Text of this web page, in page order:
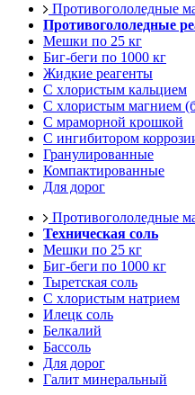
Противогололедные
Противогололедные
Мешки по 25 кг
Биг-беги по 1000 кг
Жидкие реагенты
С хлористым кальцием
С хлористым магнием
С мраморной крошкой
С ингибитором
Гранулированные
Компактированные
Для дорог
Противогололедные
Техническая соль
Мешки по 25 кг
Биг-беги по 1000 кг
Тыретская соль
С хлористым натрием
Илецк соль
Белкалий
Бассоль
Для дорог
Галит минеральный